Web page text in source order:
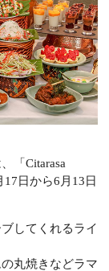
「Citarasa
日から6月13日
してくれるライ
丸焼きなどラマ